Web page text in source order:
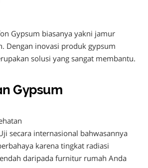
Gypsum biasanya yakni jamur
Dengan inovasi produk gypsum
solusi yang sangat membantu.
Gypsum
secara internasional bahwasannya
karena tingkat radiasi
daripada furnitur rumah Anda